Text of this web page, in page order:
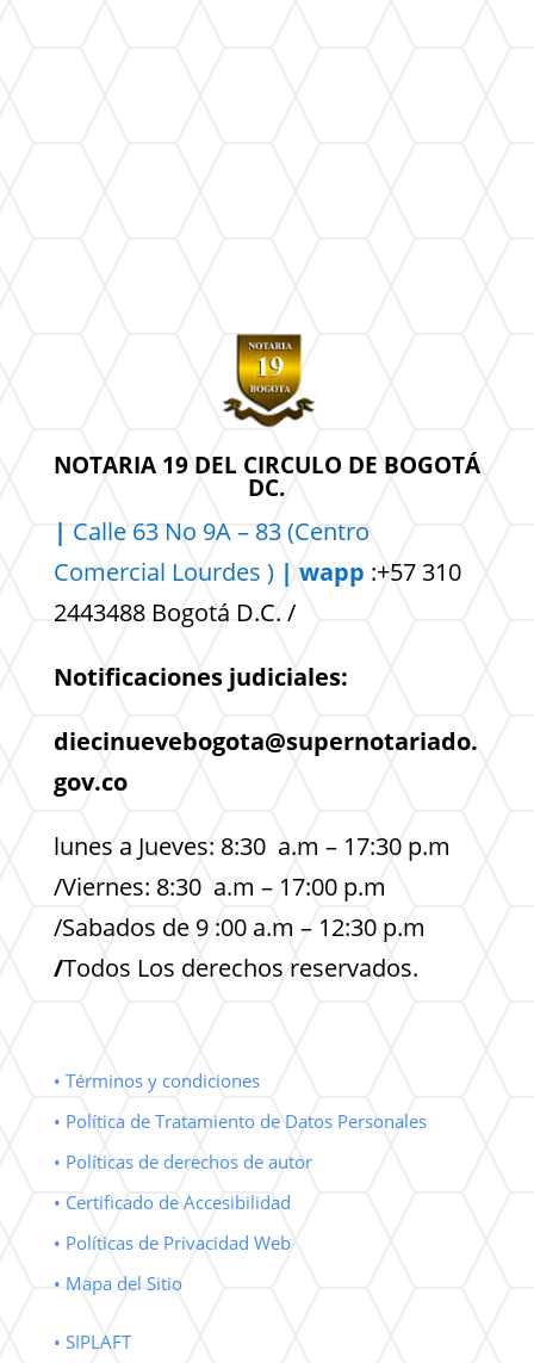
NOTARIA 19 DEL CIRCULO DE BOGOTÁ
DC.
| Calle 63 No 9A – 83 (Centro
Comercial Lourdes ) | wapp :+57 310
2443488 Bogotá D.C. /
Notificaciones judiciales:
diecinuevebogota@supernotariado.
gov.co
lunes a Jueves: 8:30 a.m – 17:30 p.m
/Viernes: 8:30 a.m – 17:00 p.m
/Sabados de 9 :00 a.m – 12:30 p.m
/Todos Los derechos reservados.
• Términos y condiciones
• Política de Tratamiento de Datos Personales
• Políticas de derechos de autor
• Certificado de Accesibilidad
• Políticas de Privacidad Web
• Mapa del Sitio
• SIPLAFT